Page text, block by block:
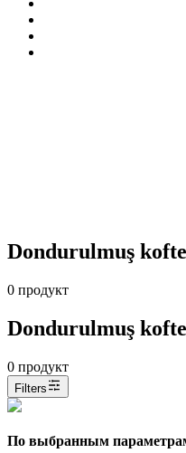
Dondurulmuş
0 продукт
Dondurulmuş
0 продукт
Filters
По выбранным